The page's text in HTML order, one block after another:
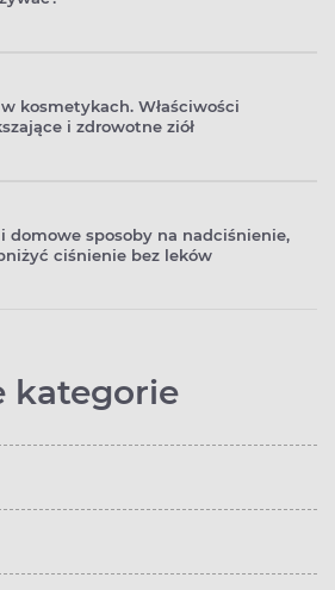
w kosmetykach. Właściwości
i zdrowotne ziół
i domowe sposoby na nadciśnienie,
ciśnienie bez leków
kategorie